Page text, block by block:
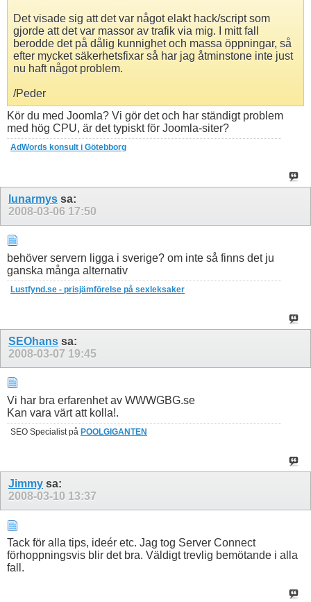
Det visade sig att det var något elakt hack/script som
gjorde att det var massor av trafik via mig. I mitt fall
berodde det på dålig kunnighet och massa öppningar, så
efter mycket säkerhetsfixar så har jag åtminstone inte just
nu haft något problem.
/Peder
Kör du med Joomla? Vi gör det och har ständigt problem
med hög CPU, är det typiskt för Joomla-siter?
AdWords konsult i Götebborg
lunarmys sa:
2008-03-06 17:50
behöver servern ligga i sverige? om inte så finns det ju
ganska många alternativ
Lustfynd.se - prisjämförelse på sexleksaker
SEOhans sa:
2008-03-07 19:45
Vi har bra erfarenhet av WWWGBG.se
Kan vara värt att kolla!.
SEO Specialist på POOLGIGANTEN
Jimmy sa:
2008-03-10 13:37
Tack för alla tips, ideér etc. Jag tog Server Connect
förhoppningsvis blir det bra. Väldigt trevlig bemötande i alla
fall.